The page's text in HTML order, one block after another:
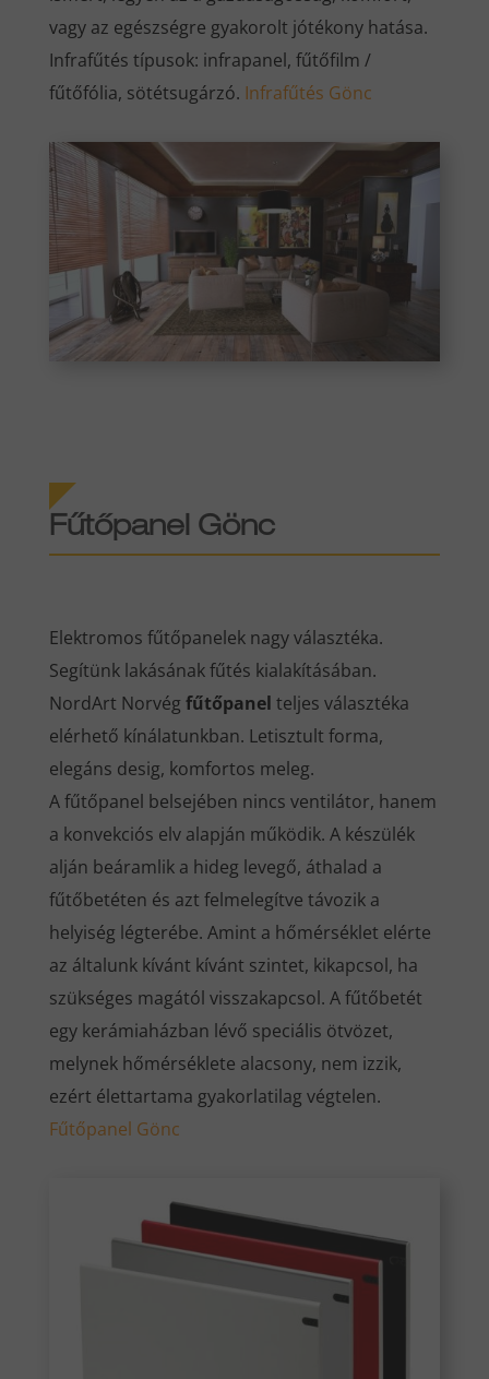
vagy az egészségre gyakorolt jótékony hatása.
Infrafűtés típusok: infrapanel, fűtőfilm /
fűtőfólia, sötétsugárzó. Infrafűtés Gönc
Fűtőpanel Gönc
Elektromos fűtőpanelek nagy választéka.
Segítünk lakásának fűtés kialakításában.
NordArt Norvég fűtőpanel teljes választéka
elérhető kínálatunkban. Letisztult forma,
elegáns desig, komfortos meleg.
A fűtőpanel belsejében nincs ventilátor, hanem
a konvekciós elv alapján működik. A készülék
alján beáramlik a hideg levegő, áthalad a
fűtőbetéten és azt felmelegítve távozik a
helyiség légterébe. Amint a hőmérséklet elérte
az általunk kívánt kívánt szintet, kikapcsol, ha
szükséges magától visszakapcsol. A fűtőbetét
egy kerámiaházban lévő speciális ötvözet,
melynek hőmérséklete alacsony, nem izzik,
ezért élettartama gyakorlatilag végtelen.
Fűtőpanel Gönc